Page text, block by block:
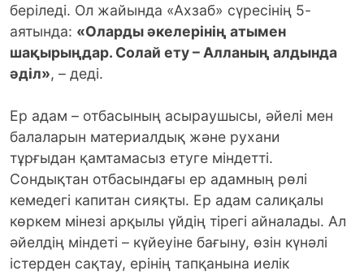
беріледі. Ол жайында «Ахзаб» сүресінің 5-
аятында: «Оларды әкелерінің атымен
шақырыңдар. Солай ету – Алланың алдында
әділ», – деді.
Ер адам – отбасының асыраушысы, әйелі мен
балаларын материалдық және рухани
тұрғыдан қамтамасыз етуге міндетті.
Сондықтан отбасындағы ер адамның рөлі
кемедегі капитан сияқты. Ер адам салиқалы
көркем мінезі арқылы үйдің тірегі айналады. Ал
әйелдің міндеті – күйеуіне бағыну, өзін күнәлі
істерден сақтау, ерінің тапқанына иелік